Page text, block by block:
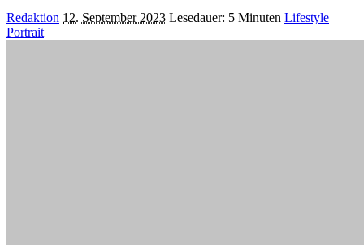
Posted
by
Redaktion 12. September 2023 Lesedauer: 5 Minuten Lifestyle
Portrait